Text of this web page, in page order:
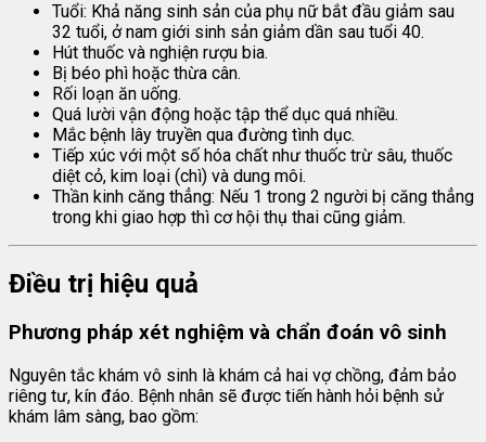
Tuổi: Khả năng sinh sản của phụ nữ bắt đầu giảm sau
32 tuổi, ở nam giới sinh sản giảm dần sau tuổi 40.
Hút thuốc và nghiện rượu bia.
Bị béo phì hoặc thừa cân.
Rối loạn ăn uống.
Quá lười vận động hoặc tập thể dục quá nhiều.
Mắc bệnh lây truyền qua đường tình dục.
Tiếp xúc với một số hóa chất như thuốc trừ sâu, thuốc
diệt cỏ, kim loại (chì) và dung môi.
Thần kinh căng thẳng: Nếu 1 trong 2 người bị căng thẳng
trong khi giao hợp thì cơ hội thụ thai cũng giảm.
Điều trị hiệu quả
Phương pháp xét nghiệm và chẩn đoán vô sinh
Nguyên tắc khám vô sinh là khám cả hai vợ chồng, đảm bảo
riêng tư, kín đáo. Bệnh nhân sẽ được tiến hành hỏi bệnh sử
khám lâm sàng, bao gồm: